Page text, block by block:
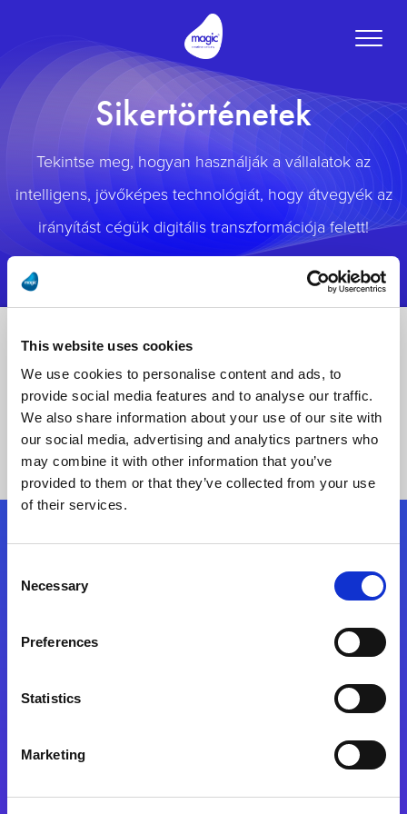
This website uses cookies
We use cookies to personalise content and ads, to
provide social media features and to analyse our traffic.
We also share information about your use of our site with
our social media, advertising and analytics partners who
may combine it with other information that you’ve
provided to them or that they’ve collected from your use
of their services.
Selection
Necessary
Preferences
Statistics
Marketing
Toggle
Sikertörténetek
Tekintse meg, hogyan használják a vállalatok az
intelligens, jövőképes technológiát, hogy átvegyék az
irányítást cégük digitális transzformációja felett!
Kövessen minket!